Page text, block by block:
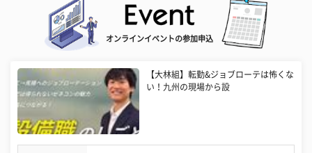
オンラインイベントの参加申込
【大林組】転勤&ジョブローテは怖くな
い！九州の現場から設